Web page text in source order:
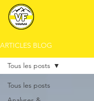
ARTICLES BLOG
Tous les posts
Tous les posts